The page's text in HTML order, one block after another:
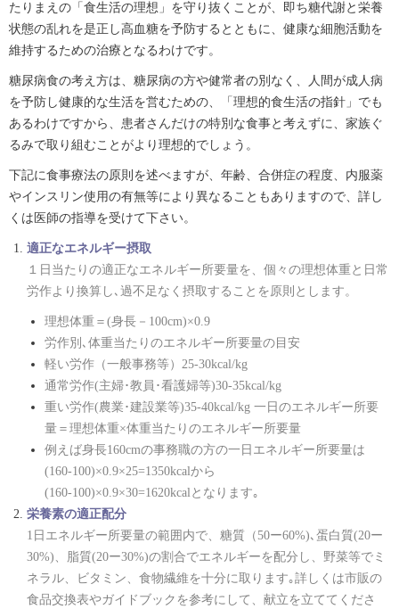
たりまえの「食生活の理想」を守り抜くことが、即ち糖代謝と栄養
状態の乱れを是正し高血糖を予防するとともに、健康な細胞活動を
維持するための治療となるわけです。
糖尿病食の考え方は、糖尿病の方や健常者の別なく、人間が成人病
を予防し健康的な生活を営むための、「理想的食生活の指針」でも
あるわけですから、患者さんだけの特別な食事と考えずに、家族ぐ
るみで取り組むことがより理想的でしょう。
下記に食事療法の原則を述べますが、年齢、合併症の程度、内服薬
やインスリン使用の有無等により異なることもありますので、詳し
くは医師の指導を受けて下さい。
適正なエネルギー摂取
１日当たりの適正なエネルギー所要量を、個々の理想体重と日常
労作より換算し､過不足なく摂取することを原則とします。
理想体重＝(身長－100cm)×0.9
労作別､体重当たりのエネルギー所要量の目安
軽い労作（一般事務等）25-30kcal/kg
通常労作(主婦･教員･看護婦等)30-35kcal/kg
重い労作(農業･建設業等)35-40kcal/kg 一日のエネルギー所要
量＝理想体重×体重当たりのエネルギー所要量
例えば身長160cmの事務職の方の一日エネルギー所要量は
(160-100)×0.9×25=1350kcalから
(160-100)×0.9×30=1620kcalとなります｡
栄養素の適正配分
1日エネルギー所要量の範囲内で、糖質（50ー60%)､蛋白質(20ー
30%)、脂質(20ー30%)の割合でエネルギーを配分し、野菜等でミ
ネラル、ビタミン、食物繊維を十分に取ります｡詳しくは市販の
食品交換表やガイドブックを参考にして、献立を立ててくださ